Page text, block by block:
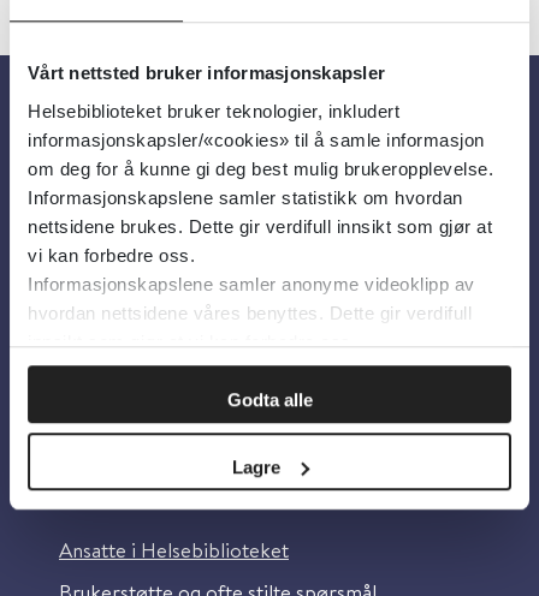
Vårt nettsted bruker informasjonskapsler
Helsebiblioteket bruker teknologier, inkludert
informasjonskapsler/«cookies» til å samle informasjon
om deg for å kunne gi deg best mulig brukeropplevelse.
Informasjonskapslene samler statistikk om hvordan
nettsidene brukes. Dette gir verdifull innsikt som gjør at
vi kan forbedre oss.
Informasjonskapslene samler anonyme videoklipp av
hvordan nettsidene våres benyttes. Dette gir verdifull
innsikt som gjør at vi kan forbedre oss.
Godta alle
Lagre
Om oss
Om Helsebiblioteket
Personvern og informasjonskapsler
Tilgjengelighetserklæring
Information in English
Ansatte i Helsebiblioteket